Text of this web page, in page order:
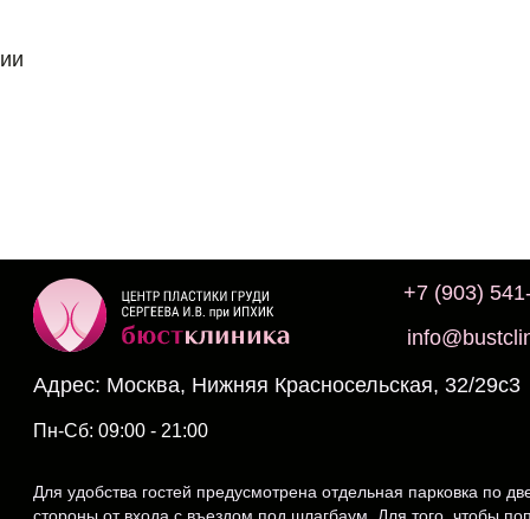
+7 (903)
Москва, Нижняя Красносельская, 32/29с3
Пн-Сб: 09:00 - 21:00
Для удобства гостей предусмотрена отдельная парковка по